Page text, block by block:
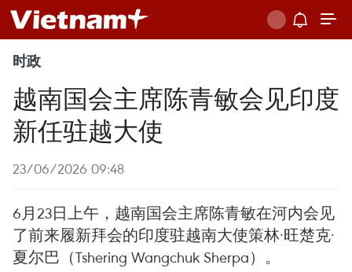
时政
越南国会主席陈青敏会见印度
新任驻越大使
23/06/2026 09:48
6月23日上午，越南国会主席陈青敏在河内会见
了前来履新拜会的印度驻越南大使策林·旺楚克·
夏尔巴（Tshering Wangchuk Sherpa）。